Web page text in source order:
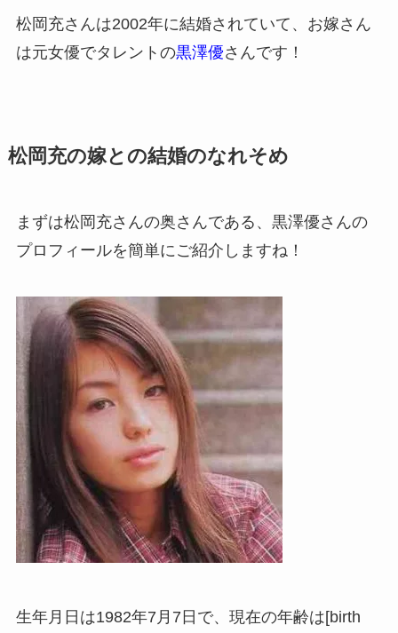
松岡充さんは2002年に結婚されていて、お嫁さん
は元女優でタレントの黒澤優さんです！
松岡充の嫁との結婚のなれそめ
まずは松岡充さんの奥さんである、黒澤優さんの
プロフィールを簡単にご紹介しますね！
生年月日は1982年7月7日で、現在の年齢は[birth